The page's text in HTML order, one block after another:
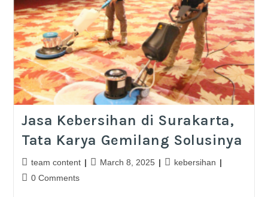
Jasa Kebersihan di Surakarta,
Tata Karya Gemilang Solusinya
team content March 8, 2025
kebersihan
0 Comments